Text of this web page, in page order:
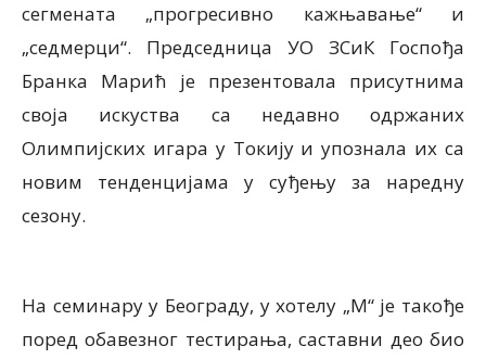
сегмената „прогресивно кажњавање“ и
„седмерци“. Председница УО ЗСиК Госпођа
Бранка Марић је презентовала присутнима
своја искуства са недавно одржаних
Олимпијских игара у Токију и упознала их са
новим тенденцијама у суђењу за наредну
сезону.
На семинару у Београду, у хотелу „М“ је такође
поред обавезног тестирања, саставни део био